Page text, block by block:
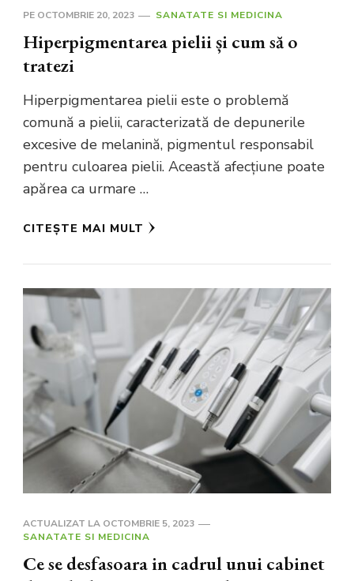
PE OCTOMBRIE 20, 2023 SANATATE SI MEDICINA
Hiperpigmentarea pielii și cum să o
tratezi
Hiperpigmentarea pielii este o problemă
comună a pielii, caracterizată de depunerile
excesive de melanină, pigmentul responsabil
pentru culoarea pielii. Această afecțiune poate
apărea ca urmare …
CITEȘTE MAI MULT
ACTUALIZAT LA OCTOMBRIE 5, 2023
SANATATE SI MEDICINA
Ce se desfasoara in cadrul unui cabinet